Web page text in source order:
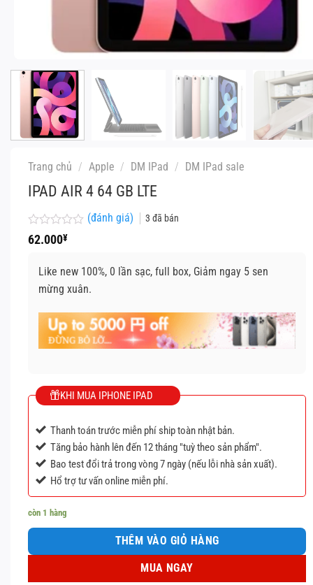
Trang chủ / Apple / DM IPad / DM IPad sale
IPAD AIR 4 64 GB LTE
Được
xếp
sao
(đánh giá) 3 đã bán
62.000¥
Like new 100%, 0 lần sạc, full box, Giảm ngay 5 sen
mừng xuân.
KHI MUA IPHONE IPAD
Thanh toán trước miễn phí ship toàn nhật bản.
Tăng bảo hành lên đến 12 tháng "tuỳ theo sản phẩm".
Bao test đổi trả trong vòng 7 ngày (nếu lỗi nhà sản xuất).
Hổ trợ tư vấn online miễn phí.
còn 1 hàng
THÊM VÀO GIỎ HÀNG
MUA NGAY